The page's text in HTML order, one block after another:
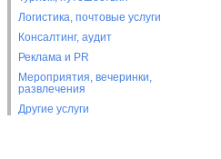
Логистика, почтовые услуги
Консалтинг, аудит
Реклама и PR
Мероприятия, вечеринки,
развлечения
Другие услуги